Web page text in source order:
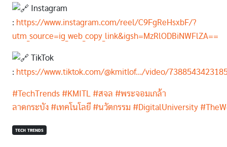
Instagram
: https://www.instagram.com/reel/C9FgReHsxbF/?
utm_source=ig_web_copy_link&igsh=MzRlODBiNWFlZA==
TikTok
: https://www.tiktok.com/@kmitlof.../video/
#TechTrends #KMITL #สจล #พระจอมเกล้า
ลาดกระบัง #เทคโนโลยี #นวัตกรรม #DigitalUniversity
TECH TRENDS